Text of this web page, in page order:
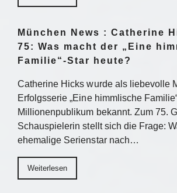
München News : Catherine
75: Was macht der „Eine
Familie“-Star heute?
Catherine Hicks wurde als liebevolle
Erfolgsserie „Eine himmlische
Millionenpublikum bekannt. Zum 75.
Schauspielerin stellt sich die Frage:
ehemalige Serienstar nach…
Weiterlesen